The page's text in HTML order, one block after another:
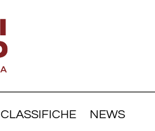
CLASSIFICHE NEWS